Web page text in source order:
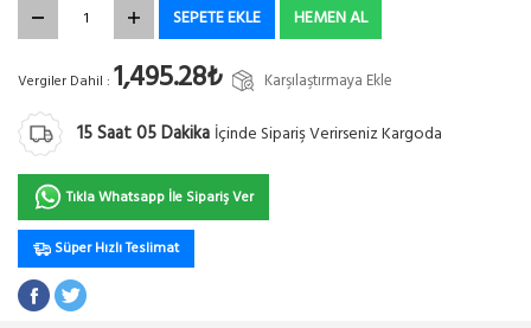
SEPETE EKLE HEMEN AL
Vergiler Dahil : 1,495.28₺ Karşılaştırmaya Ekle
15Saat05Dakika İçinde Sipariş Verirseniz Kargoda
Tıkla Whatsapp İle Sipariş Ver
Süper Hızlı Teslimat